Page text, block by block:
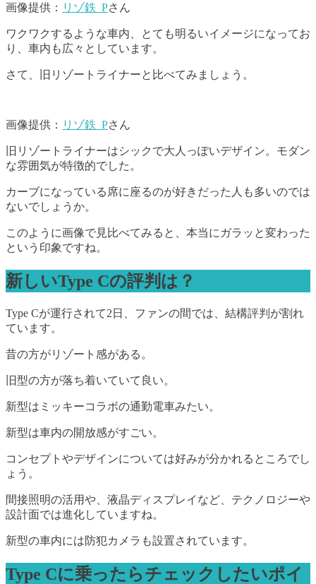
画像提供： リゾ鉄_Pさん
ワクワクするような車内、とても明るいイメージになってお
り、車内も広々としています。
さて、旧リゾートライナーと比べてみましょう。
画像提供： リゾ鉄_Pさん
旧リゾートライナーはシックで大人っぽいデザイン。モダン
な雰囲気が特徴的でした。
カーブになっている席に座るのが好きだった人も多いのでは
ないでしょうか。
このように画像で見比べてみると、本当にガラッと変わった
という印象ですね。
新しいType Cの評判は？
Type Cが運行されて2日、ファンの間では、結構評判が割れ
ています。
昔の方がリゾート感がある。
旧型の方が落ち着いていて良い。
新型はミッキーコラボの通勤電車みたい。
新型は車内の開放感がすごい。
コンセプトやデザインについては好みが分かれるところでし
ょう。
間接照明の活用や、液晶ディスプレイなど、テクノロジーや
設計面では進化していますね。
新型の車内には防犯カメラも設置されています。
Type Cに乗ったらチェックしたいポイ